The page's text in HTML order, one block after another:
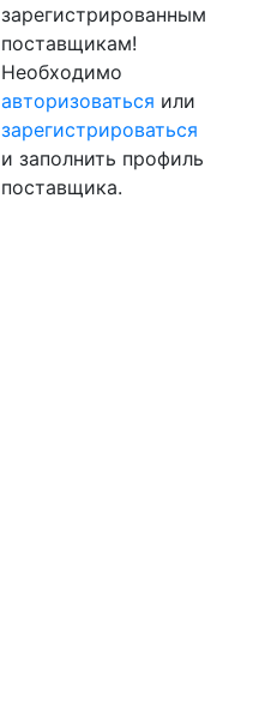
зарегистрированным
поставщикам!
Необходимо
авторизоваться или
зарегистрироваться
и заполнить профиль
поставщика.